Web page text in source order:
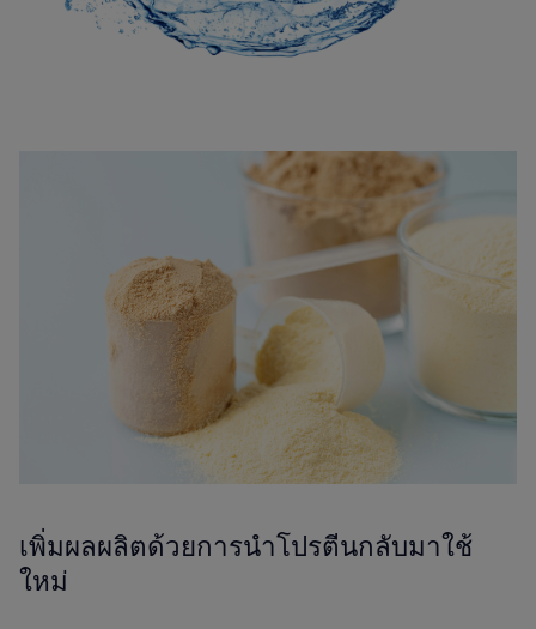
เพิ่มผลผลิตด้วยการนำโปรตีนกลับมาใช้
ใหม่